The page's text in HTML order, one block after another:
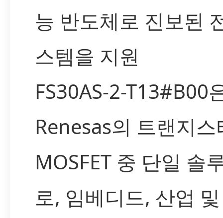
능 반도체로 진보된
스템을 지원
FS30AS-2-T13#B00
Renesas의 트랜지스
MOSFET 중 단일 솔
로, 임베디드, 산업